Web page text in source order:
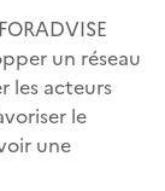
un réseau
les acteurs
le
une